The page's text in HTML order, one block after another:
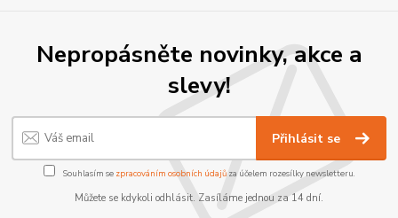
Nepropásněte novinky, akce a
slevy!
Přihlásit se
Souhlasím se zpracováním osobních údajůza účelem rozesílky newsletteru.
Můžete se kdykoli odhlásit. Zasíláme jednou za 14 dní.